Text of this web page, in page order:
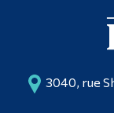
3040, rue